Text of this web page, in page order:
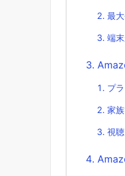
最
端
プ
家
視